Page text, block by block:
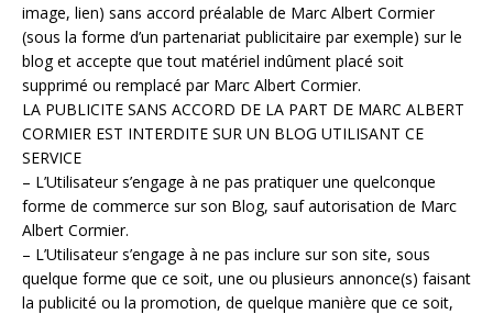
image, lien) sans accord préalable de Marc Albert Cormier
(sous la forme d’un partenariat publicitaire par exemple) sur le
blog et accepte que tout matériel indûment placé soit
supprimé ou remplacé par Marc Albert Cormier.
LA PUBLICITE SANS ACCORD DE LA PART DE MARC ALBERT
CORMIER EST INTERDITE SUR UN BLOG UTILISANT CE
SERVICE
– L’Utilisateur s’engage à ne pas pratiquer une quelconque
forme de commerce sur son Blog, sauf autorisation de Marc
Albert Cormier.
– L’Utilisateur s’engage à ne pas inclure sur son site, sous
quelque forme que ce soit, une ou plusieurs annonce(s) faisant
la publicité ou la promotion, de quelque manière que ce soit,